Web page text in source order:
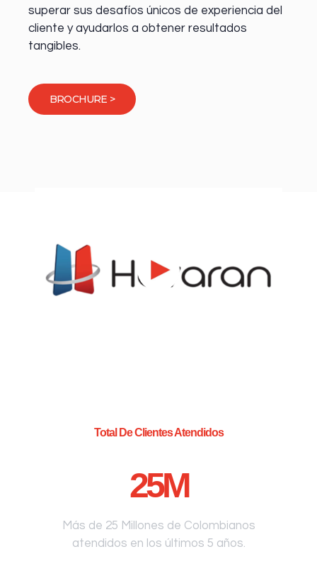
superar sus desafíos únicos de experiencia del
cliente y ayudarlos a obtener resultados
tangibles.
BROCHURE >
Total De Clientes Atendidos
25M
Más de 25 Millones de Colombianos
atendidos en los últimos 5 años.